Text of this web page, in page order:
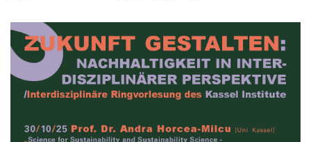
Medienbeiträge
Jahresberichte
Absolvent:innen-Jahrgänge
Abgeschlossene Promotionen
Geschichte des Fachbereich Ökologische Agrarwissenschaften